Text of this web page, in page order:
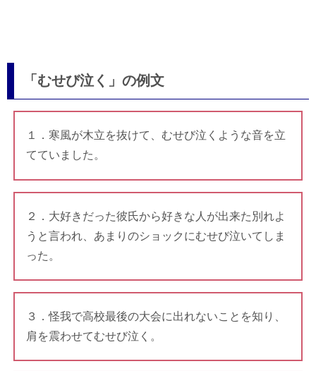
「むせび泣く」の例文
１．寒風が木立を抜けて、むせび泣くような音を立
てていました。
２．大好きだった彼氏から好きな人が出来た別れよ
うと言われ、あまりのショックにむせび泣いてしま
った。
３．怪我で高校最後の大会に出れないことを知り、
肩を震わせてむせび泣く。